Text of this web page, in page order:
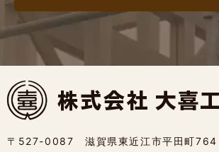
〒527-0087 滋賀県東近江市平田町764